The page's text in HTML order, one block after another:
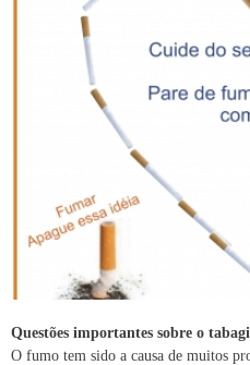
Questões importantes sobre o
O fumo tem sido a causa de muitos